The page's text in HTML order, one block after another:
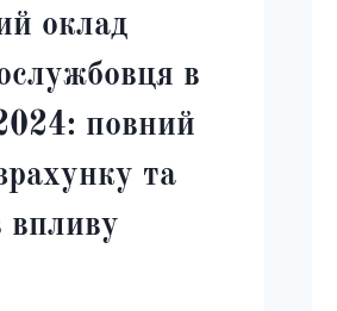
оклад
в
повний
та
впливу